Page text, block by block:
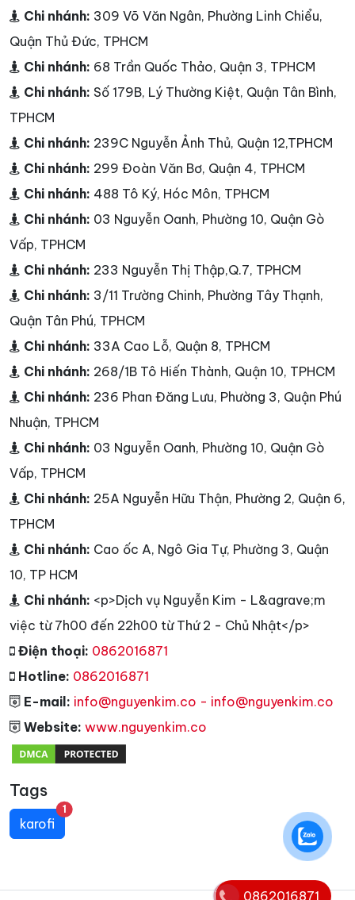
Chi nhánh: 309 Võ Văn Ngân, Phường Linh Chiểu,
Quận Thủ Đức, TPHCM
Chi nhánh: 68 Trần Quốc Thảo, Quận 3, TPHCM
Chi nhánh: Số 179B, Lý Thường Kiệt, Quận Tân Bình,
TPHCM
Chi nhánh: 239C Nguyễn Ảnh Thủ, Quận 12,TPHCM
Chi nhánh: 299 Đoàn Văn Bơ, Quận 4, TPHCM
Chi nhánh: 488 Tô Ký, Hóc Môn, TPHCM
Chi nhánh: 03 Nguyễn Oanh, Phường 10, Quận Gò
Vấp, TPHCM
Chi nhánh: 233 Nguyễn Thị Thập,Q.7, TPHCM
Chi nhánh: 3/11 Trường Chinh, Phường Tây Thạnh,
Quận Tân Phú, TPHCM
Chi nhánh: 33A Cao Lỗ, Quận 8, TPHCM
Chi nhánh: 268/1B Tô Hiến Thành, Quận 10, TPHCM
Chi nhánh: 236 Phan Đăng Lưu, Phường 3, Quận Phú
Nhuận, TPHCM
Chi nhánh: 03 Nguyễn Oanh, Phường 10, Quận Gò
Vấp, TPHCM
Chi nhánh: 25A Nguyễn Hữu Thận, Phường 2, Quận 6,
TPHCM
Chi nhánh: Cao ốc A, Ngô Gia Tự, Phường 3, Quận
10, TP HCM
Chi nhánh: <p>Dịch vụ Nguyễn Kim - L&agrave;m
việc từ 7h00 đến 22h00 từ Thứ 2 - Chủ Nhật</p>
Điện thoại: 0862016871
Hotline: 0862016871
E-mail: info@nguyenkim.co - info@nguyenkim.co
Website: www.nguyenkim.co
Tags
karofi
1unread messages
0862016871